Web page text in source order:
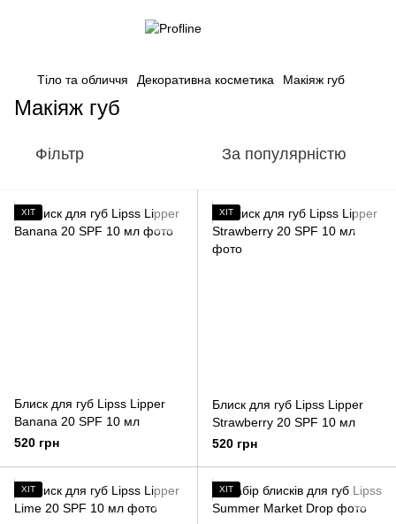
Тіло та обличчя Декоративна косметика Макіяж губ
Макіяж губ
Фільтр За популярністю
ХІТ
Блиск для губ Lipss Lipper
Banana 20 SPF 10 мл
520 грн
ХІТ
Блиск для губ Lipss Lipper
Strawberry 20 SPF 10 мл
520 грн
ХІТ ХІТ